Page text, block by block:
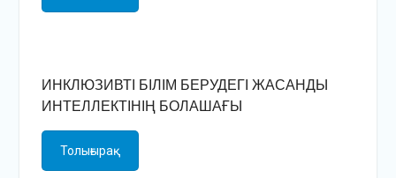
ИНКЛЮЗИВТІ БІЛІМ БЕРУДЕГІ ЖАСАНДЫ
ИНТЕЛЛЕКТІНІҢ БОЛАШАҒЫ
Толығырақ